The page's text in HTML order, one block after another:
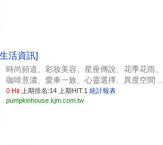
活資訊]
時尚頻道、彩妝美容、星座傳說、花季花雨、
咖啡意濃、愛車一族、心靈選擇、異度空間
0 Hit 上期排名:14 上期HIT:1 統計報表
pumpkinhouse.kjm.com.tw